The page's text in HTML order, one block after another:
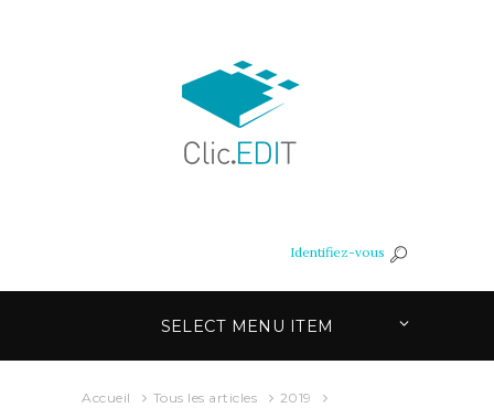
Identifiez-vous
SELECT MENU ITEM
Accueil Tous les articles
2019